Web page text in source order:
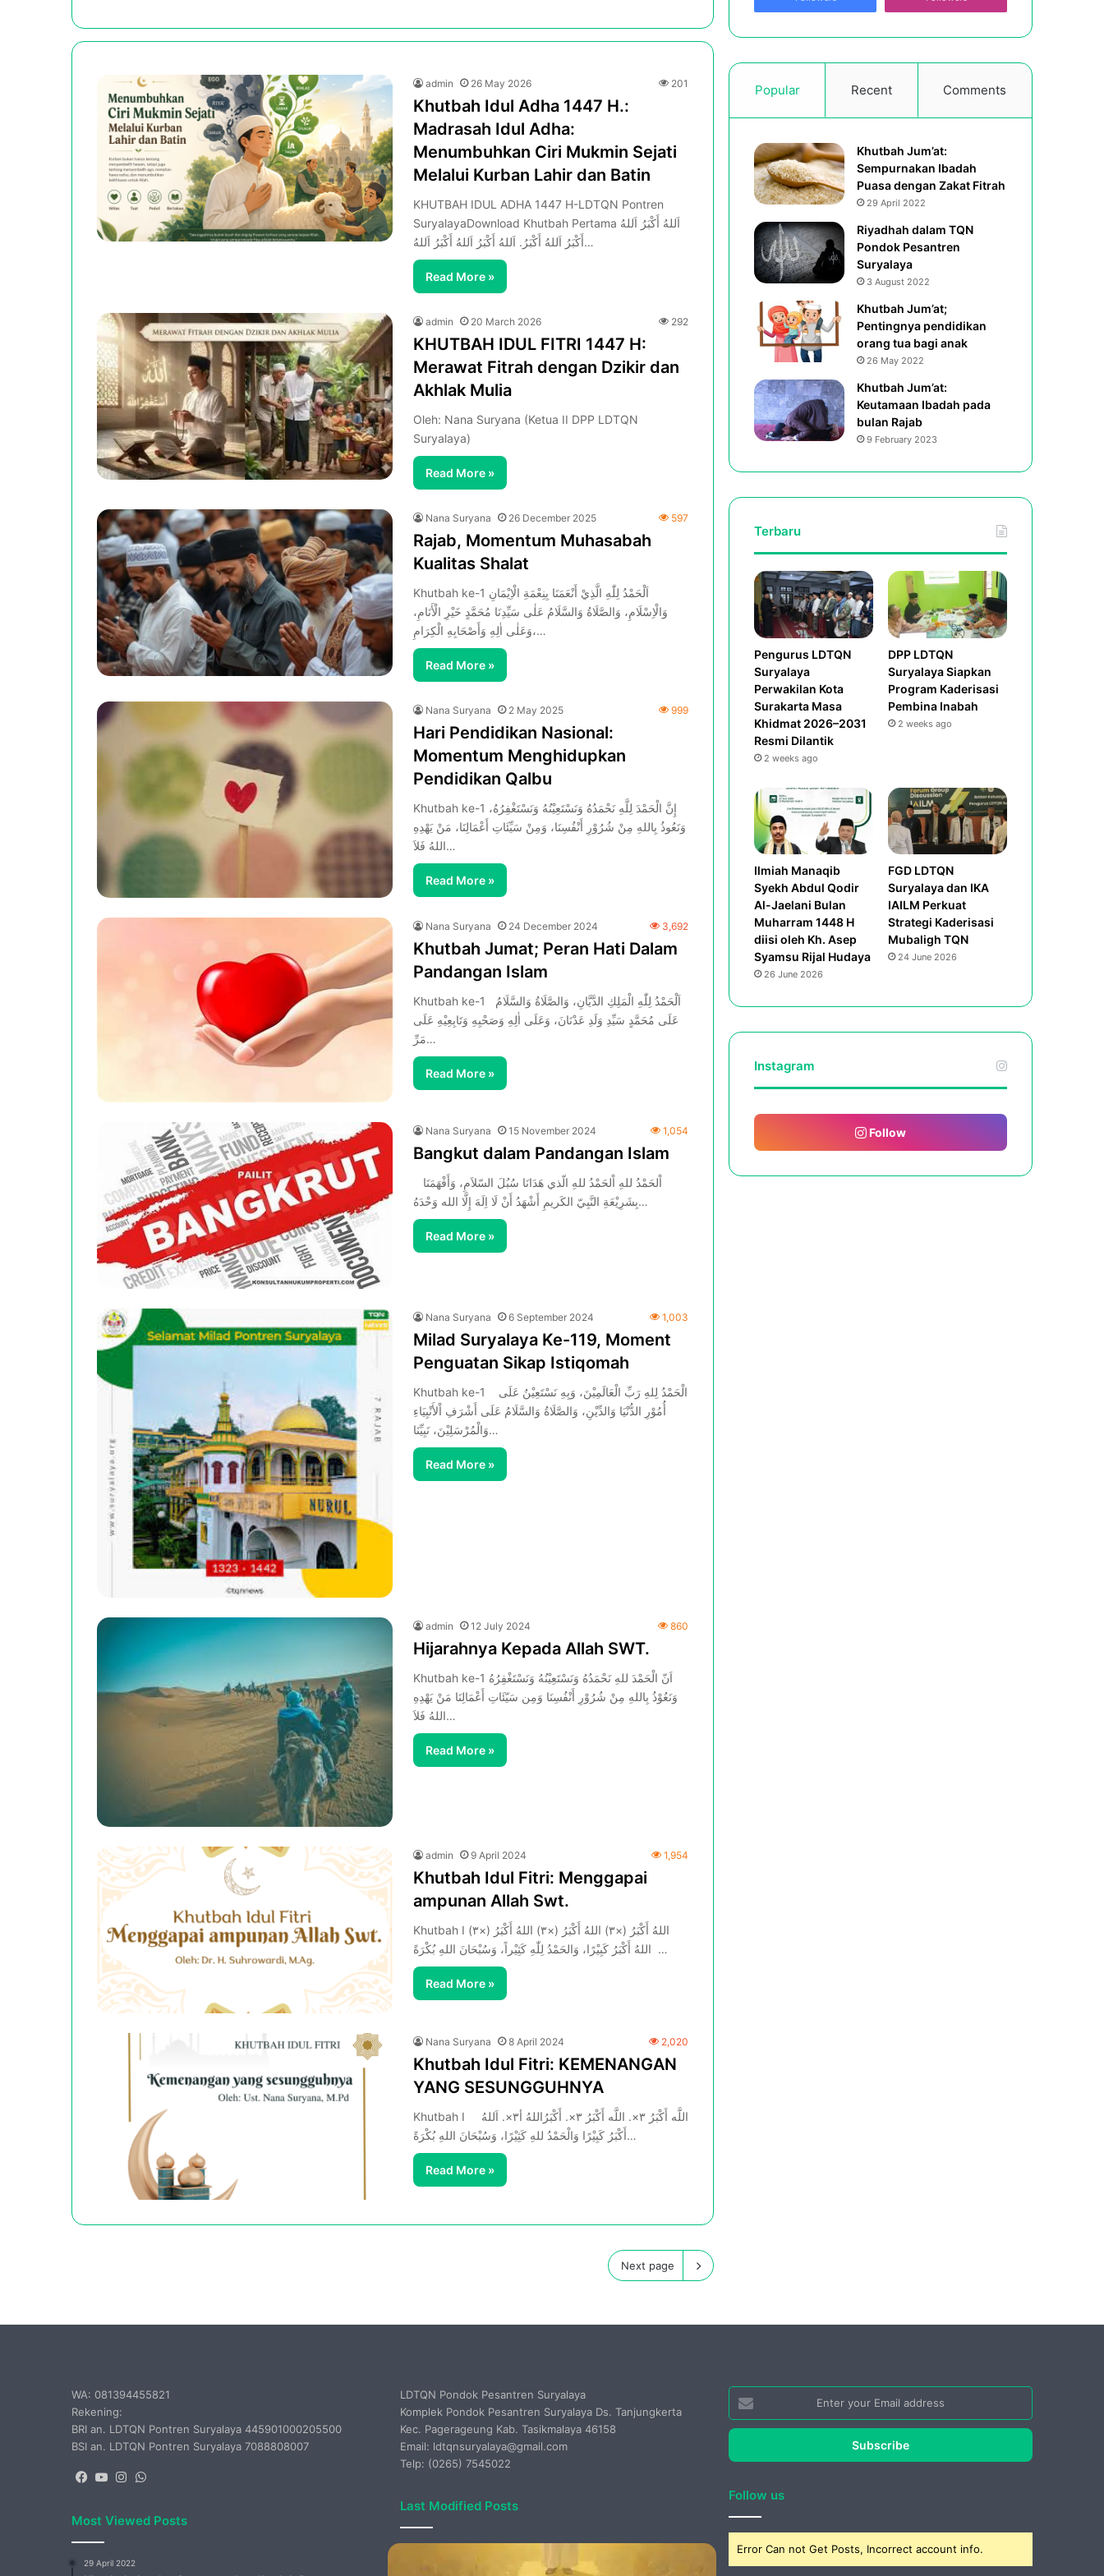
admin 26 May 2026 201
Khutbah Idul Adha 1447 H.:
Madrasah Idul Adha:
Menumbuhkan Ciri Mukmin Sejati
Melalui Kurban Lahir dan Batin
KHUTBAH IDUL ADHA 1447 H-LDTQN Pontren
SuryalayaDownload Khutbah Pertama اَللهُ أَكْبَرُ اَللهُ
أَكْبَرُ اَللهُ أَكْبَرُ. اَللهُ أَكْبَرُ اَللهُ أَكْبَرُ اَللهُ…
Read More »
admin 20 March 2026 292
KHUTBAH IDUL FITRI 1447 H:
Merawat Fitrah dengan Dzikir dan
Akhlak Mulia
Oleh: Nana Suryana (Ketua II DPP LDTQN
Suryalaya)
Read More »
Nana Suryana 26 December 2025 597
Rajab, Momentum Muhasabah
Kualitas Shalat
Khutbah ke-1 اَلْحَمْدُ لِلّٰهِ الَّذِيْ أَنْعَمَنَا بِنِعْمَةِ الْاِيْمَانِ
وَالْاِسْلَامِ، وَالصَّلَاةُ وَالسَّلَامُ عَلٰى سَيِّدِنَا مُحَمَّدٍ خَيْرِ الْأَنَامِ،
وَعَلٰى اٰلِهِ وَأَصْحَابِهِ الْكِرَامِ،…
Read More »
Nana Suryana 2 May 2025 999
Hari Pendidikan Nasional:
Momentum Menghidupkan
Pendidikan Qalbu
Khutbah ke-1 إِنَّ الْحَمْدَ لِلَّهِ نَحْمَدُهُ وَنَسْتَعِيْنُهُ وَنَسْتَغْفِرُهُ،
وَنَعُوذُ بِاللهِ مِنْ شُرُوْرِ أَنْفُسِنَا، وَمِنْ سَيِّئَاتِ أَعْمَالِنَا، مَنْ يَهْدِهِ
اللهُ فَلاَ…
Read More »
Nana Suryana 24 December 2024 3,692
Khutbah Jumat; Peran Hati Dalam
Pandangan Islam
Khutbah ke-1 اَلْحَمْدُ لِلّٰهِ الْمَلِكِ الدَّيَّانِ، وَالصَّلَاةُ وَالسَّلَامُ
عَلَى مُحَمَّدٍ سَيِّدِ وَلَدِ عَدْنَانَ، وَعَلَى اٰلِهِ وَصَحْبِهِ وَتَابِعِيْهِ عَلَى
مَرِّ…
Read More »
Nana Suryana 15 November 2024 1,054
Bangkut dalam Pandangan Islam
بِشَرِيْعَةِ النَّبِيّ الكَريمِ أَشْهَدُ أَنْ لَا اِلَهَ إِلَّا الله وَحْدَهُ…
Read More »
Nana Suryana 6 September 2024 1,003
Milad Suryalaya Ke-119, Moment
Penguatan Sikap Istiqomah
Khutbah ke-1 الْحَمْدُ لِلهِ رَبِّ الْعَالَمِيْنَ، وَبِهِ نَسْتَعِيْنُ عَلَى
أُمُوْرِ الدُّنْيَا وَالدِّيْنِ، وَالصَّلَاةُ وَالسَّلَامُ عَلَى أَشْرَفِ اْلأَنْبِيَاءِ
وَالْمُرْسَلِيْنَ، نَبِيِّنَا…
Read More »
admin 12 July 2024 860
Hijarahnya Kepada Allah SWT.
Khutbah ke-1 اَنّ الْحَمْدَ للهِ نَحْمَدُهُ وَنَسْتَعِيْنُهُ وَنَسْتَغْفِرُهُ
وَنَعُوْذُ بِاللهِ مِنْ شُرُوْرِ أَنْفُسِنَا وَمِن سَيّئَاتِ أَعْمَالِنَا مَنْ يَهْدِهِ
اللهُ فَلاَ…
Read More »
admin 9 April 2024 1,954
Khutbah Idul Fitri: Menggapai
ampunan Allah Swt.
Khutbah I اللهُ أَكْبَرُ (×٣) اللهُ أَكْبَرُ (×٣) اللهُ أَكْبَرُ (×٣)
اللهُ أَكْبَرُ كَبِيْرًا، وَالحَمْدُ لِلّٰهِ كَثِيْراً، وَسُبْحَانَ اللهِ بُكْرَةً…
Read More »
Nana Suryana 8 April 2024 2,020
Khutbah Idul Fitri: KEMENANGAN
YANG SESUNGGUHNYA
Khutbah I اللَّه أَكْبَرُ ٣×. اللَّه أَكْبَرُ ٣×. أَكْبَرُاللهُ أ٣×. اَللهُ
أَكْبَرُ كَبِيْرًا وَالْحَمْدُ للهِ كَثِيْرًا، وَسُبْحَانَ اللهِ بُكْرَةً…
Read More »
Next page
Popular Recent Comments
Khutbah Jum’at:
Sempurnakan Ibadah
Puasa dengan Zakat Fitrah
29 April 2022
Riyadhah dalam TQN
Pondok Pesantren
Suryalaya
3 August 2022
Khutbah Jum’at;
Pentingnya pendidikan
orang tua bagi anak
26 May 2022
Khutbah Jum’at:
Keutamaan Ibadah pada
bulan Rajab
9 February 2023
Terbaru
Pengurus LDTQN
Suryalaya
Perwakilan Kota
Surakarta Masa
Khidmat 2026–2031
Resmi Dilantik
2 weeks ago
DPP LDTQN
Suryalaya Siapkan
Program Kaderisasi
Pembina Inabah
2 weeks ago
Ilmiah Manaqib
Syekh Abdul Qodir
Al-Jaelani Bulan
Muharram 1448 H
diisi oleh Kh. Asep
Syamsu Rijal Hudaya
26 June 2026
FGD LDTQN
Suryalaya dan IKA
IAILM Perkuat
Strategi Kaderisasi
Mubaligh TQN
24 June 2026
Instagram
Follow
WA: 081394455821
Rekening:
BRI an. LDTQN Pontren Suryalaya 445901000205500
BSI an. LDTQN Pontren Suryalaya 7088808007
Facebook
YouTubeInstagram
Most Viewed Posts
29 April 2022
LDTQN Pondok Pesantren Suryalaya
Komplek Pondok Pesantren Suryalaya Ds. Tanjungkerta
Kec. Pagerageung Kab. Tasikmalaya 46158
Email: ldtqnsuryalaya@gmail.com
Telp: (0265) 7545022
Last Modified Posts
Enter
your
Email
Follow us
Error Can not Get Posts, Incorrect account info.